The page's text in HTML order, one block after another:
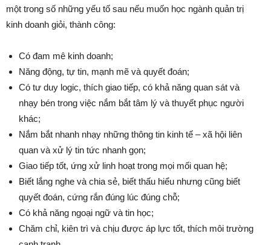
một trong số những yếu tố sau nếu muốn học ngành quản trị
kinh doanh giỏi, thành công:
Có đam mê kinh doanh;
Năng động, tự tin, mạnh mẽ và quyết đoán;
Có tư duy logic, thích giao tiếp, có khả năng quan sát và
nhạy bén trong việc nắm bắt tâm lý và thuyết phục người
khác;
Nắm bắt nhanh nhạy những thông tin kinh tế – xã hội liên
quan và xử lý tin tức nhanh gọn;
Giao tiếp tốt, ứng xử linh hoạt trong mọi mối quan hệ;
Biết lắng nghe và chia sẻ, biết thấu hiểu nhưng cũng biết
quyết đoán, cứng rắn đúng lúc đúng chỗ;
Có khả năng ngoại ngữ và tin học;
Chăm chỉ, kiên trì và chịu được áp lực tốt, thích môi trường